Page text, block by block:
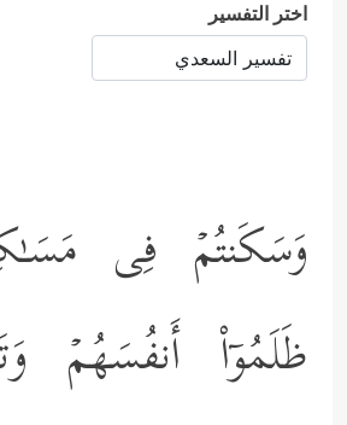
اختر التفسير
وَسَكَنتُمۡ فِی
ظَلَمُوۤاْ أَنفُسَهُمۡ